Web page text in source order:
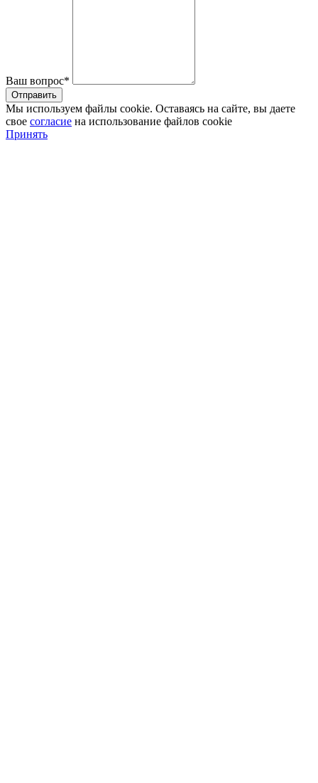
Ваш вопрос*
Мы используем файлы cookie. Оставаясь на сайте, вы даете
свое согласие на использование файлов cookie
Принять